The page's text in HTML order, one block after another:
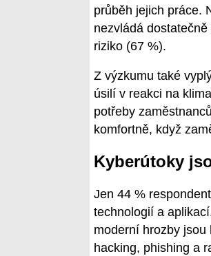
průběh jejich práce.
nezvládá
riziko (67 %).
Z výzkumu také
úsilí v reakci na
potřeby
komfortně, když
Kyberútoky
Jen 44 %
technologií a
moderní hrozby
hacking, phishing a